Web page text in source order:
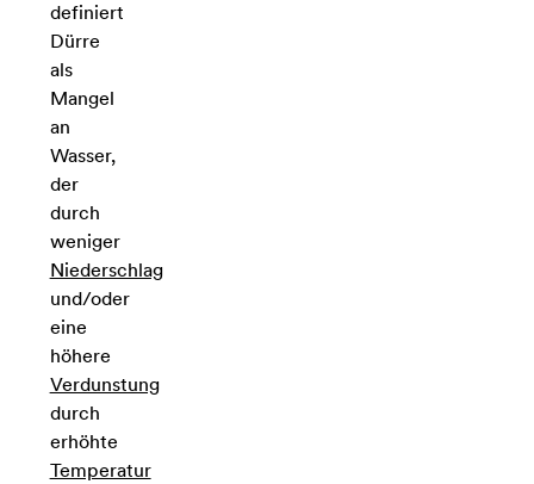
definiert
Dürre
als
Mangel
an
Wasser,
der
durch
weniger
Niederschlag
und/oder
eine
höhere
Verdunstung
durch
erhöhte
Temperatur